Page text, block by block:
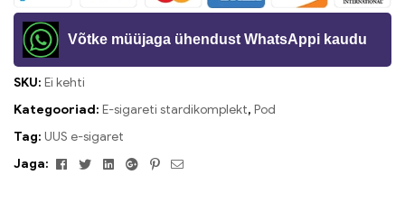
Võtke müüjaga ühendust WhatsAppi kaudu
SKU: Ei kehti
Kategooriad: E-sigareti stardikomplekt, Pod
Tag: UUS e-sigaret
Jaga:
FacebookTwitterLinkedinGoogle+Pinterest
Meil